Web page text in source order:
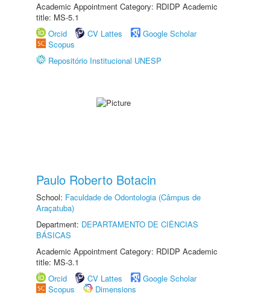
Academic Appointment Category: RDIDP Academic
title: MS-5.1
Orcid
CV Lattes
Google Scholar
Scopus
Repositório Institucional UNESP
Paulo Roberto Botacin
School: Faculdade de Odontologia (Câmpus de
Araçatuba)
Department: DEPARTAMENTO DE CIÊNCIAS
BÁSICAS
Academic Appointment Category: RDIDP Academic
title: MS-3.1
Orcid
CV Lattes
Google Scholar
Scopus
Dimensions